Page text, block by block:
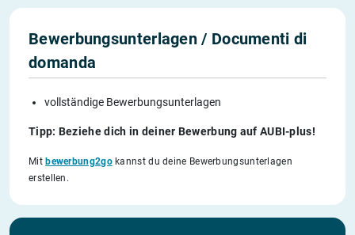
Bewerbungsunterlagen / Documenti di
domanda
vollständige Bewerbungsunterlagen
Tipp: Beziehe dich in deiner Bewerbung auf AUBI-plus!
Mitbewerbung2gokannst du deine Bewerbungsunterlagen
erstellen.